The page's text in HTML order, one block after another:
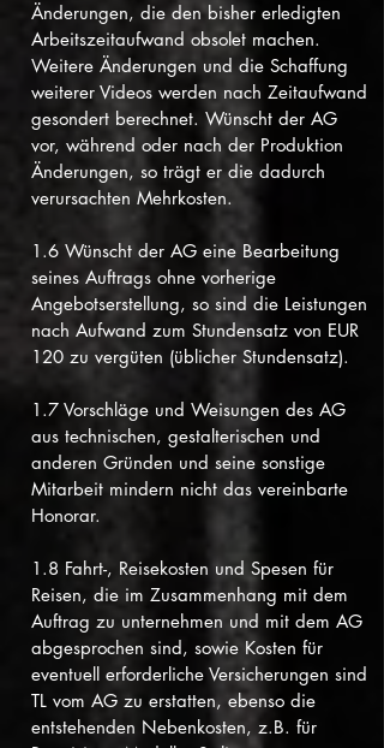
Änderungen, die den bisher erledigten
Arbeitszeitaufwand obsolet machen.
Weitere Änderungen und die Schaffung
weiterer Videos werden nach Zeitaufwand
gesondert berechnet. Wünscht der AG
vor, während oder nach der Produktion
Änderungen, so trägt er die dadurch
verursachten Mehrkosten.
1.6 Wünscht der AG eine Bearbeitung
seines Auftrags ohne vorherige
Angebotserstellung, so sind die Leistungen
nach Aufwand zum Stundensatz von EUR
120 zu vergüten (üblicher Stundensatz).
1.7 Vorschläge und Weisungen des AG
aus technischen, gestalterischen und
anderen Gründen und seine sonstige
Mitarbeit mindern nicht das vereinbarte
Honorar.
1.8 Fahrt-, Reisekosten und Spesen für
Reisen, die im Zusammenhang mit dem
Auftrag zu unternehmen und mit dem AG
abgesprochen sind, sowie Kosten für
eventuell erforderliche Versicherungen sind
TL vom AG zu erstatten, ebenso die
entstehenden Nebenkosten, z.B. für